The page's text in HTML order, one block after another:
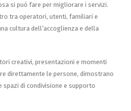
si può fare per migliorare i servizi.
tra operatori, utenti, familiari e
cultura dell’accoglienza e della
creativi, presentazioni e momenti
direttamente le persone, dimostrano
di condivisione e supporto